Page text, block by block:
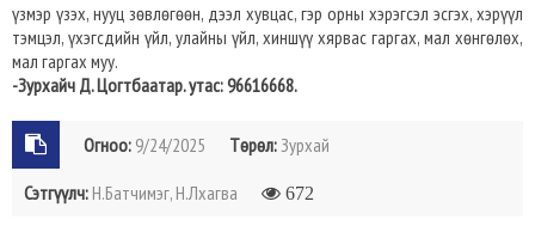
үзмэр үзэх, нууц зөвлөгөөн, дээл хувцас, гэр орны хэрэгсэл эсгэх, хэрүүл
тэмцэл, үхэгсдийн үйл, улайны үйл, хиншүү хярвас гаргах, мал хөнгөлөх,
мал гаргах муу.
-Зурхайч Д. Цогтбаатар. утас: 96616668.
Огноо: 9/24/2025 Төрөл:Зурхай
Сэтгүүлч: Н.Батчимэг, Н.Лхагва 672